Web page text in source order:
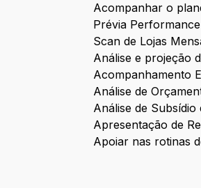
Acompanhar o
Prévia Performance
Scan de Lojas
Análise e projeção
Acompanhamento
Análise de
Análise de Subsídio
Apresentação de
Apoiar nas rotinas